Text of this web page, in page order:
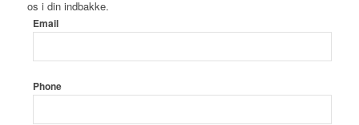
os i din indbakke.
Email
Phone